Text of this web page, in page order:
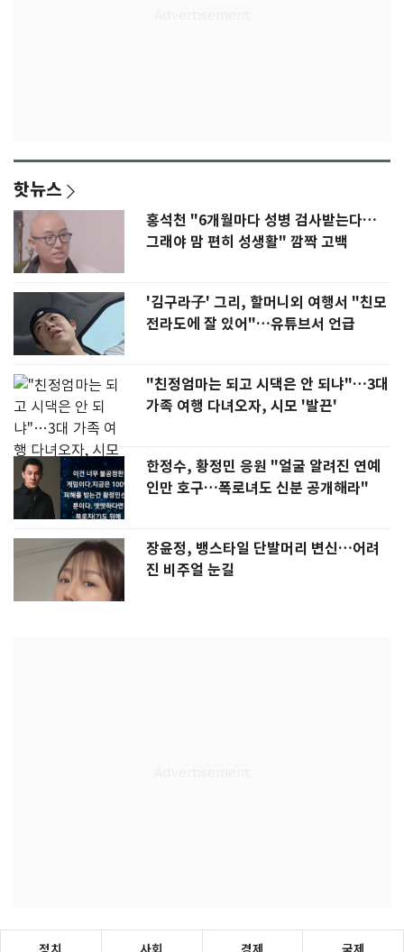
핫뉴스
홍석천 "6개월마다 성병 검사받는다…
그래야 맘 편히 성생활" 깜짝 고백
'김구라子' 그리, 할머니외 여행서 "친모
전라도에 잘 있어"…유튜브서 언급
"친정엄마는 되고 시댁은 안 되냐"…3대
가족 여행 다녀오자, 시모 '발끈'
한정수, 황정민 응원 "얼굴 알려진 연예
인만 호구…폭로녀도 신분 공개해라"
장윤정, 뱅스타일 단발머리 변신…어려
진 비주얼 눈길